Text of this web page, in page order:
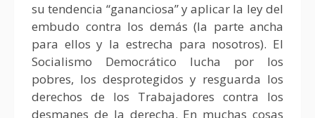
su tendencia “gananciosa” y aplicar la ley del
embudo contra los demás (la parte ancha
para ellos y la estrecha para nosotros). El
Socialismo Democrático lucha por los
pobres, los desprotegidos y resguarda los
derechos de los Trabajadores contra los
desmanes de la derecha. En muchas cosas